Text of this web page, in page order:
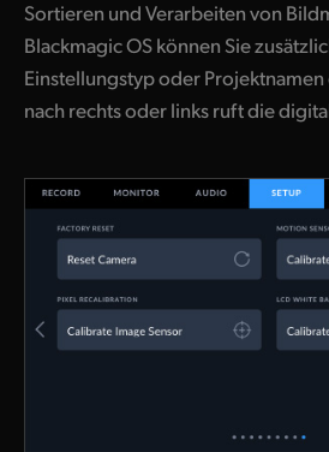
Sortieren und Verarbeiten von
Blackmagic OS können Sie
Einstellungstyp oder
nach rechts oder links ruft die